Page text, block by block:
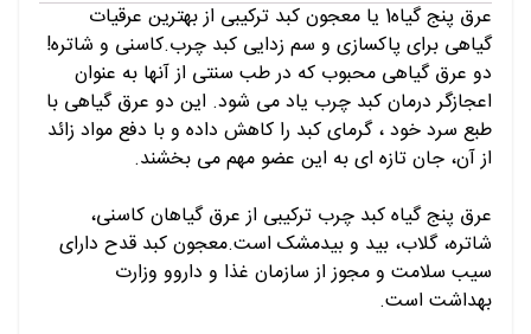
عرق پنج گیاه1 یا معجون کبد
ترکیبی از بهترین عرقیات
گیاهی برای پاکسازی و سم زدایی کبد چرب.کاسنی و شاتره!
دو عرق گیاهی محبوب که در طب سنتی از آنها به عنوان
اعجازگر درمان کبد چرب یاد می شود. این دو عرق گیاهی با
طبع سرد خود ، گرمای کبد را کاهش داده و با دفع مواد زائد
از آن، جان تازه ای به این عضو مهم می بخشند.
عرق پنج گیاه کبد چرب ترکیبی از عرق گیاهان کاسنی،
شاتره، گلاب، بید و بیدمشک است.معجون کبد قدح دارای
سیب سلامت و مجوز از سازمان غذا و داروو وزارت
بهداشت است.